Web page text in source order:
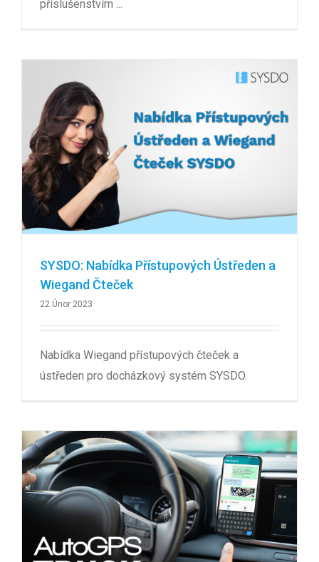
příslušenstvím ...
SYSDO: Nabídka Přístupových Ústředen a
Wiegand Čteček
22.Únor 2023
Nabídka Wiegand přístupových čteček a
ústředen pro docházkový systém SYSDO.